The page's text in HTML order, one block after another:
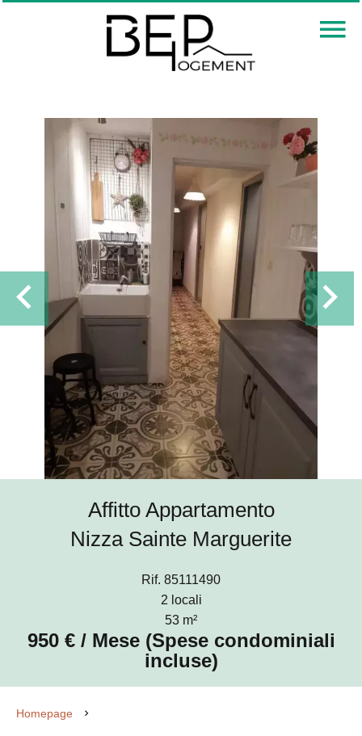
Affitto Appartamento
Nizza Sainte Marguerite
Rif. 85111490
2 locali
53 m²
950 € / Mese (Spese condominiali
incluse)
Homepage